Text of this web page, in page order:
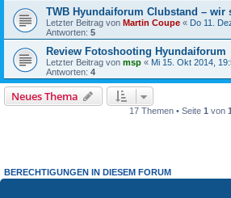
TWB Hyundaiforum Clubstand – wir
Letzter Beitrag von Martin Coupe « Do 11.
Antworten: 5
Review Fotoshooting Hyundaiforum
Letzter Beitrag von msp « Mi 15. Okt 2014,
Antworten: 4
Neues Thema
17 Themen • Seite 1 von 1
BERECHTIGUNGEN IN DIESEM FORUM